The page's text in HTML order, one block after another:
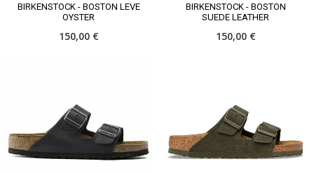
BIRKENSTOCK - BOSTON LEVE
OYSTER
150,00 €
BIRKENSTOCK - BOSTON
SUEDE LEATHER
150,00 €